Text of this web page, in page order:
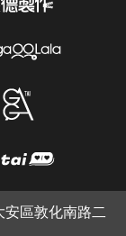
區敦化南路二